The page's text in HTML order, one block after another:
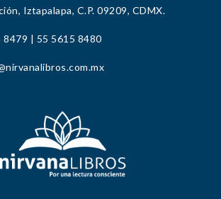
Iztapalapa, C.P. 09209, CDMX.
8479 | 55 5615 8480